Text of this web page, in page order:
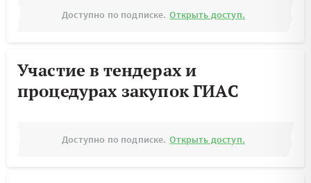
Доступно по подписке. Открыть доступ.
Участие в тендерах и
процедурах закупок ГИАС
Доступно по подписке. Открыть доступ.